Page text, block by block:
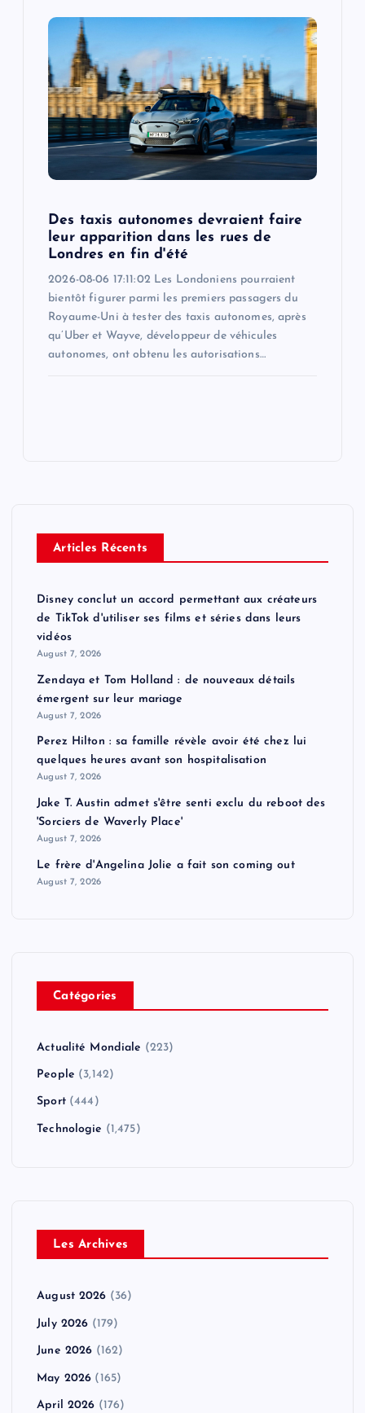
Des taxis autonomes devraient faire
leur apparition dans les rues de
Londres en fin d'été
2026-08-06 17:11:02 Les Londoniens pourraient
bientôt figurer parmi les premiers passagers du
Royaume-Uni à tester des taxis autonomes, après
qu’Uber et Wayve, développeur de véhicules
autonomes, ont obtenu les autorisations…
Articles Récents
Disney conclut un accord permettant aux créateurs
de TikTok d'utiliser ses films et séries dans leurs
vidéos
August 7, 2026
Zendaya et Tom Holland : de nouveaux détails
émergent sur leur mariage
August 7, 2026
Perez Hilton : sa famille révèle avoir été chez lui
quelques heures avant son hospitalisation
August 7, 2026
Jake T. Austin admet s'être senti exclu du reboot des
'Sorciers de Waverly Place'
August 7, 2026
Le frère d'Angelina Jolie a fait son coming out
August 7, 2026
Catégories
Actualité Mondiale (223)
People (3,142)
Sport(444)
Technologie (1,475)
Les Archives
August 2026 (36)
July 2026 (179)
June 2026 (162)
May 2026 (165)
April 2026 (176)